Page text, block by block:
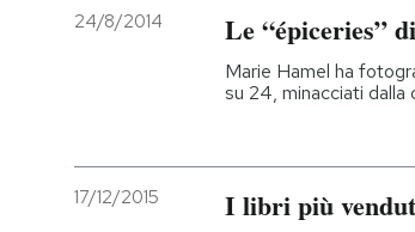
24/8/2014 Le “épiceries”
Marie Hamel ha
su 24, minacciati dalla
17/12/2015 I libri più